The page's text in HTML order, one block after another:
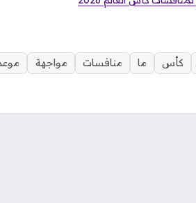
كأس ما منافسات مواجهة